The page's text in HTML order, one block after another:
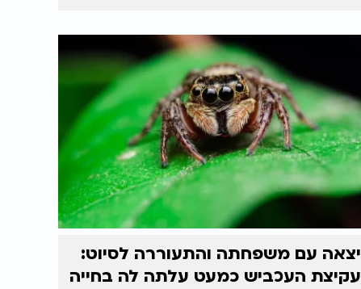
יצאה עם משפחתה והתעוררה לסיוט:
עקיצת העכביש כמעט עלתה לה בחייה